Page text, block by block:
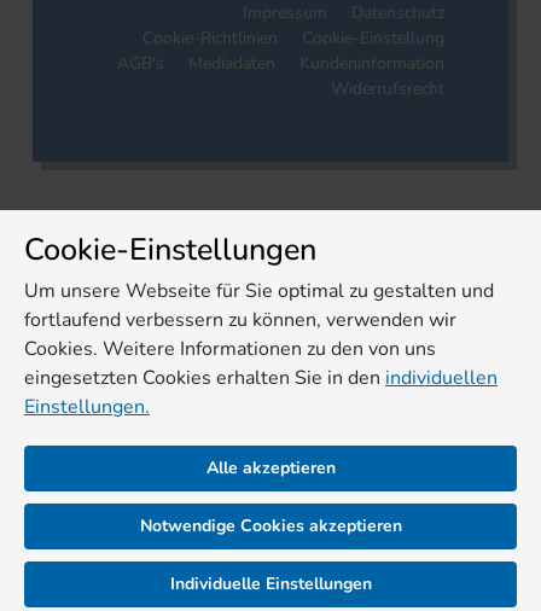
Impressum
Datenschutz
Cookie-Richtlinien
Cookie-Einstellung
AGB's
Mediadaten
Kundeninformation
Widerrufsrecht
Cookie-Einstellungen
Um unsere Webseite für Sie optimal zu gestalten und
fortlaufend verbessern zu können, verwenden wir
Cookies. Weitere Informationen zu den von uns
eingesetzten Cookies erhalten Sie in den individuellen
Einstellungen.
Alle akzeptieren
Notwendige Cookies akzeptieren
Individuelle Einstellungen